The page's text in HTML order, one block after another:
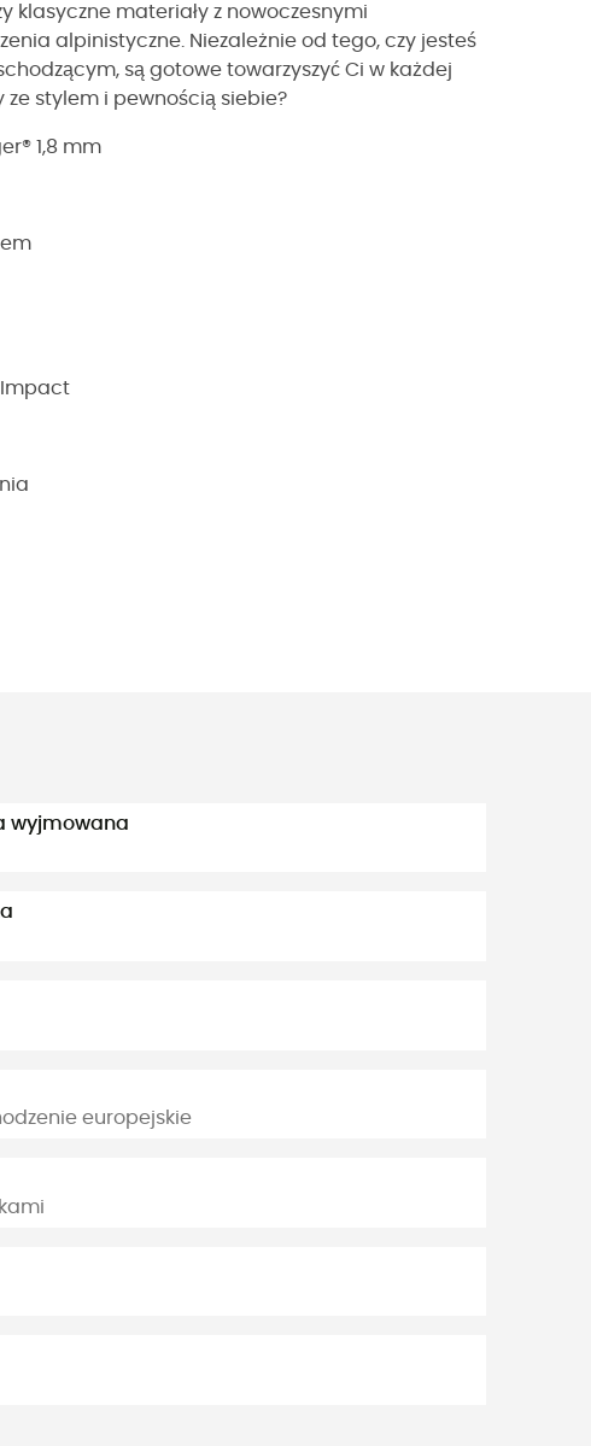
klasyczne materiały z nowoczesnymi
alpinistyczne. Niezależnie od tego, czy jesteś
są gotowe towarzyszyć Ci w każdej
stylem i pewnością siebie?
1,8 mm
Impact
wyjmowana
europejskie